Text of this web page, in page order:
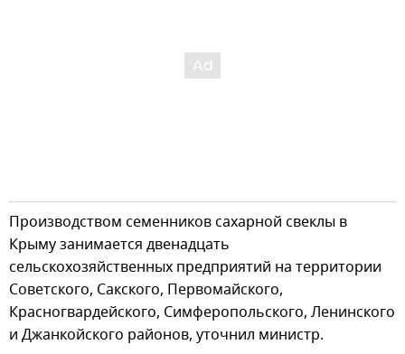
Производством семенников сахарной свеклы в
Крыму занимается двенадцать
сельскохозяйственных предприятий на территории
Советского, Сакского, Первомайского,
Красногвардейского, Симферопольского, Ленинского
и Джанкойского районов, уточнил министр.